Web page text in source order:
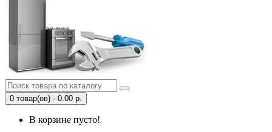
0 товар(ов) - 0.00 р.
В корзине пусто!